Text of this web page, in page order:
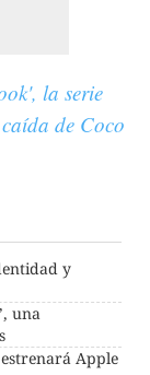
la serie
de Coco
y
una
Apple